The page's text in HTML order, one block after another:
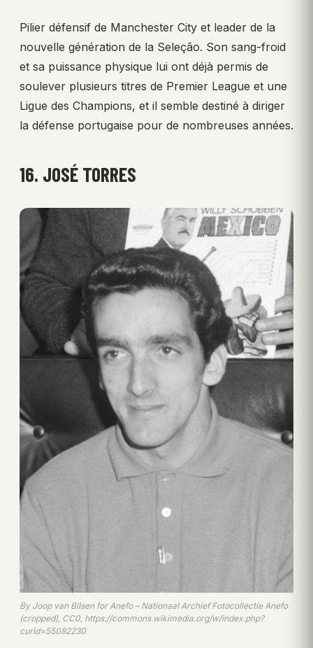
Pilier défensif de Manchester City et leader de la
nouvelle génération de la Seleção. Son sang-froid
et sa puissance physique lui ont déjà permis de
soulever plusieurs titres de Premier League et une
Ligue des Champions, et il semble destiné à diriger
la défense portugaise pour de nombreuses années.
16. JOSÉ TORRES
By Joop van Bilsen for Anefo – Nationaal Archief Fotocollectie Anefo
(cropped), CC0, https://commons.wikimedia.org/w/index.php?
curid=55082230